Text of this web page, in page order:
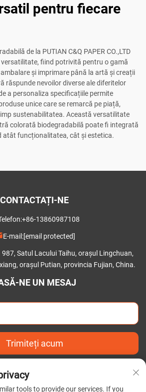
pentru fiecare
de la PUTIAN C&Q PAPER CO.,LTD
fiind potrivită pentru o gamă
și imprimare până la artă și creații
răspunde nevoilor diverse ale diferitelor
a personaliza specificațiile permite
unice care se remarcă pe piață,
sustenabilitatea. Această versatilitate
colorată biodegradabilă poate fi integrată
atât funcționalitatea, cât și estetica.
CONTACTAȚI-NE
+86-13860987108
E-mail:[email protected]
987, Satul Lacului Taihu, orașul Lingchuan,
orașul Putian, provincia Fujian, China.
NE UN MESAJ
Trimiteți acum
tools to provide our services. If you